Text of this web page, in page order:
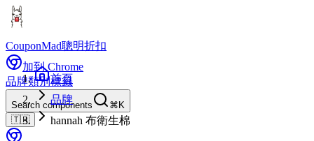
CouponMad聰明折扣
加到 Chrome
品牌類別標籤
Search components
⌘K
🇹🇼
首頁
品牌
hannah 布衛生棉